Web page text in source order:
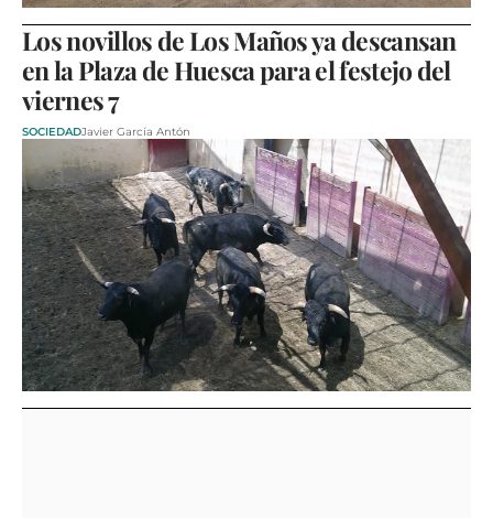
Los novillos de Los Maños ya descansan
en la Plaza de Huesca para el festejo del
viernes 7
SOCIEDADJavier García Antón